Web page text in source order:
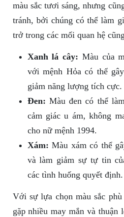
màu sắc tươi sáng, nhưng
tránh, bởi chúng có thể làm
trở trong các mối quan hệ
Xanh lá cây: Màu của
với mệnh Hỏa có thể
giảm năng lượng tích cực.
Đen: Màu đen có thể
cảm giác u ám, không
cho nữ mệnh 1994.
Xám: Màu xám có thể
và làm giảm sự tự tin
các tình huống quyết định.
Với sự lựa chọn màu sắc
gặp nhiều may mắn và